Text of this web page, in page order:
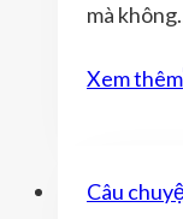
mà
Xem thêm
Câu